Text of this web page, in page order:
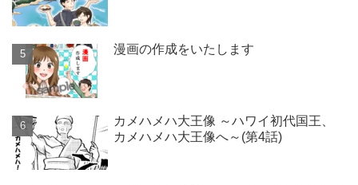
漫画の作成をいたします
カメハメハ大王像 ～ハワイ初代国王、
カメハメハ大王像へ～(第4話)